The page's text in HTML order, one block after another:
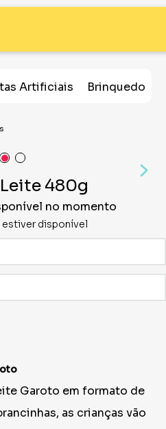
Artificiais Brinquedos
480g
no momento
estiver disponível
Garoto em formato de
as crianças vão